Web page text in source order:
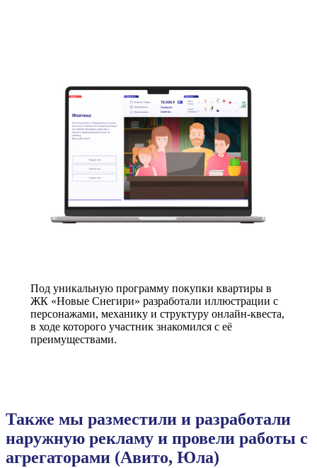
Под уникальную программу покупки квартиры в
ЖК «Новые Снегири» разработали иллюстрации с
персонажами, механику и структуру онлайн-квеста,
в ходе которого участник знакомился с её
преимуществами.
Также мы разместили и разработали
наружную рекламу и провели работы с
агрегаторами (Авито, Юла)